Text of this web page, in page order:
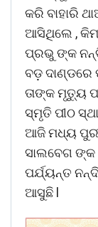
କରି ବାହାରି
ଆସିଥିଲେ ,
ପ୍ରଭୁ ଙ୍କ
ବଡ଼ ଦାଣ୍ଡରେ
ତାଙ୍କ ମୃତ୍ୟୁ
ସ୍ମୃତି ପୀଠ
ଆଜି ମଧ୍ୟ
ସାଲବେଗ ଙ୍କ
ପର୍ଯ୍ୟନ୍ତ
ଆସୁଛି l